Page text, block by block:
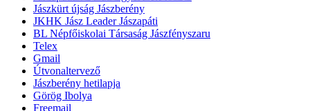
Jászkürt újság Jászberény
JKHK Jász Leader Jászapáti
BL Népfőiskolai Társaság Jászfényszaru
Telex
Gmail
Útvonaltervező
Jászberény hetilapja
Görög Ibolya
Freemail